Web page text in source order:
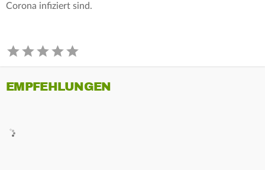
Corona infiziert sind.
EMPFEHLUNGEN